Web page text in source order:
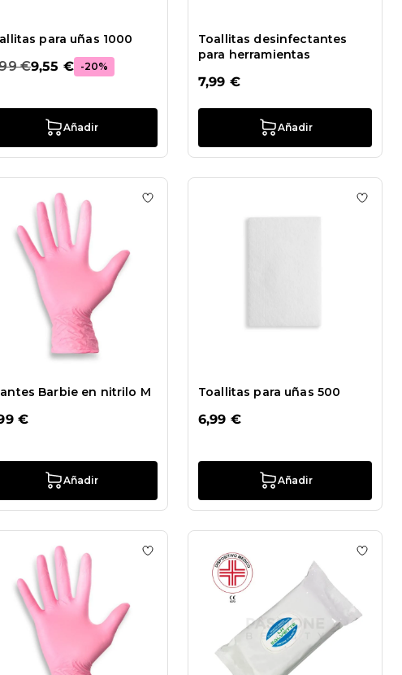
para uñas 1000
€9,55 € -20%
Añadir
Toallitas desinfectantes
para herramientas
7,99 €
Añadir
S de deseos Mascarillas 3 filtros Plus sin látex B
Barbie en nitrilo M
€
Añadir
Añadir a la lista de deseos Guantes Barbie
Toallitas para uñas 500
6,99 €
Añadir
Añadir
XSde deseos Guantes Orchidea en nitrilo MAñadir a la lista de deseos Guantes Barbie
Añadir